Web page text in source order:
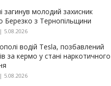
загинув молодий захисник
Березко з Тернопільщини
5.08.2026
водій Tesla, позбавлений
за кермо у стані наркотичного
5.08.2026